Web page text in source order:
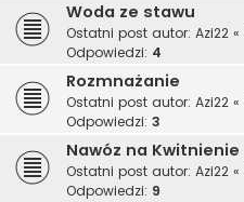
Woda ze stawu
Ostatni post autor: Azi22 «
Odpowiedzi: 4
Rozmnażanie
Ostatni post autor: Azi22 «
Odpowiedzi: 3
Nawóz na Kwitnienie
Ostatni post autor: Azi22 «
Odpowiedzi: 9